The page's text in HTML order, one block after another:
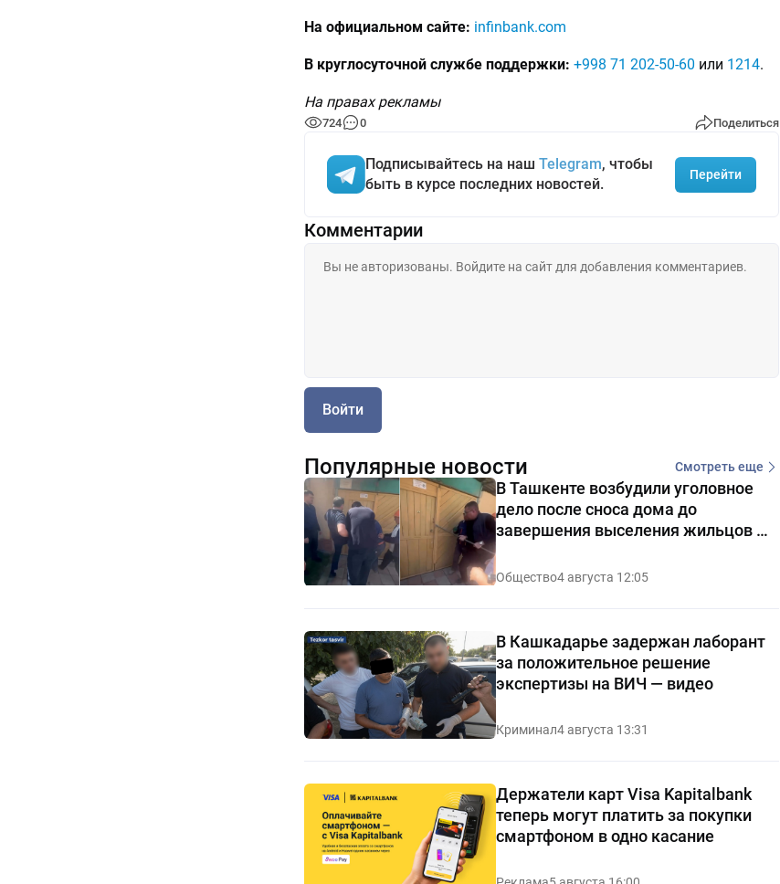
На официальном сайте: infinbank.com
В круглосуточной службе поддержки: +998 71 202-50-60 или 1214.
На правах рекламы
724 0 Поделиться
Подписывайтесь на наш Telegram, чтобы
быть в курсе последних новостей.
Перейти
Комментарии
Войти
Популярные новости Смотреть еще
В Ташкенте возбудили уголовное
дело после сноса дома до
завершения выселения жильцов —
видео
Общество4 августа 12:05
В Кашкадарье задержан лаборант
за положительное решение
экспертизы на ВИЧ — видео
Криминал4 августа 13:31
Держатели карт Visa Kapitalbank
теперь могут платить за покупки
смартфоном в одно касание